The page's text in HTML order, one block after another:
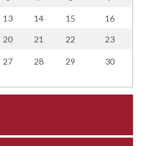
13 14 15 16
20 21 22 23
27 28 29 30